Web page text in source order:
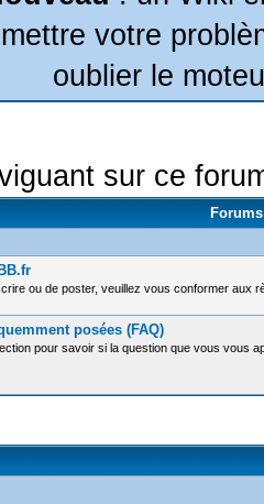
votre
oublier le
sur ce
ou de poster, veuillez vous conformer aux
posées (FAQ)
pour savoir si la question que vous vous